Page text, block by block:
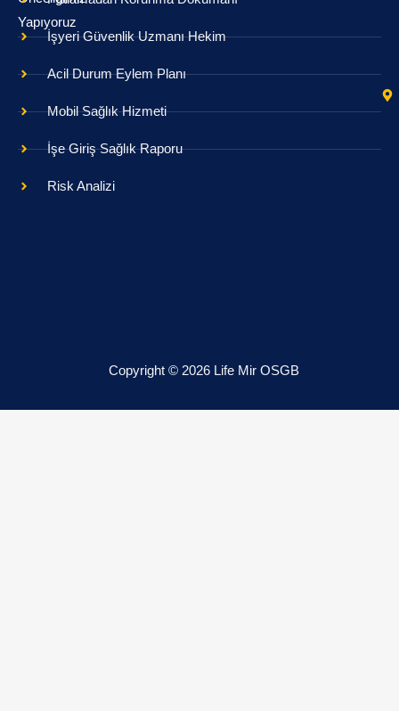
Yapıyoruz
İşyeri Güvenlik Uzmanı Hekim
Acil Durum Eylem Planı
Mobil Sağlık Hizmeti
İşe Giriş Sağlık Raporu
Risk Analizi
Copyright © 2026 Life Mir OSGB